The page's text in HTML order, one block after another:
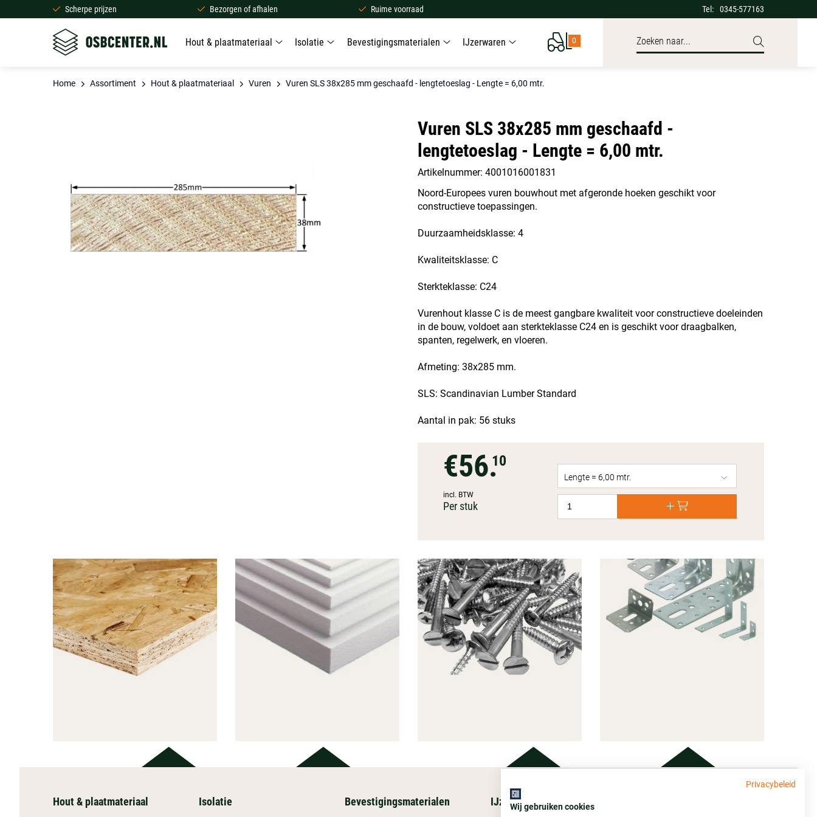
Scherpe prijzen Bezorgen of afhalen Ruime voorraad Tel: 0345-577163
Hout & plaatmateriaal Isolatie Bevestigingsmaterialen IJzerwaren 0
Home Assortiment Hout & plaatmateriaal Vuren Vuren SLS 38x285 mm geschaafd - lengtetoeslag - Lengte = 6,00 mtr.
Vuren SLS 38x285 mm geschaafd -
lengtetoeslag - Lengte = 6,00 mtr.
Artikelnummer: 4001016001831
Noord-Europees vuren bouwhout met afgeronde hoeken geschikt voor
constructieve toepassingen.
Duurzaamheidsklasse: 4
Kwaliteitsklasse: C
Sterkteklasse: C24
Vurenhout klasse C is de meest gangbare kwaliteit voor constructieve doeleinden
in de bouw, voldoet aan sterkteklasse C24 en is geschikt voor draagbalken,
spanten, regelwerk, en vloeren.
Afmeting: 38x285 mm.
SLS: Scandinavian Lumber Standard
Aantal in pak: 56 stuks
€56.10
incl. BTW
Per stuk
Lengte = 6,00 mtr.
HOUT &
BEVESTIGINGS
Hout & plaatmateriaal Isolatie Bevestigingsmaterialen IJzerwaren
Privacybeleid
Wij gebruiken cookies